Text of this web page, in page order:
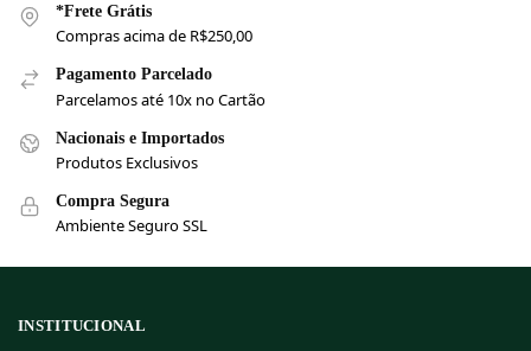
*Frete Grátis
Compras acima de R$250,00
Pagamento Parcelado
Parcelamos até 10x no Cartão
Nacionais e Importados
Produtos Exclusivos
Compra Segura
Ambiente Seguro SSL
INSTITUCIONAL